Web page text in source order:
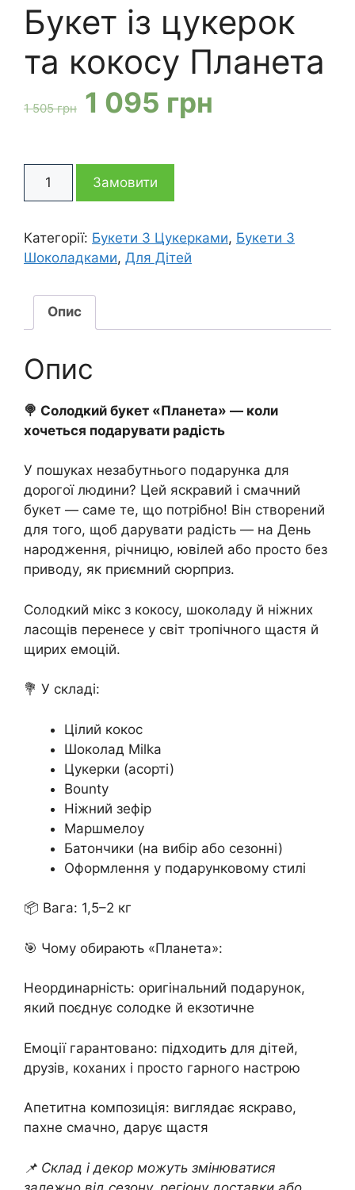
Букет із цукерок
та кокосу Планета
1 505грн Оригінальна
1
505 грн
1 095 грн
095 грн
Букет
та
кокосу
кількість
Замовити
Категорії: Букети З Цукерками, Букети З
Шоколадками, Для Дітей
Опис
Опис
🍭 Солодкий букет «Планета» — коли
хочеться подарувати радість
У пошуках незабутнього подарунка для
дорогої людини? Цей яскравий і смачний
букет — саме те, що потрібно! Він створений
для того, щоб дарувати радість — на День
народження, річницю, ювілей або просто без
приводу, як приємний сюрприз.
Солодкий мікс з кокосу, шоколаду й ніжних
ласощів перенесе у світ тропічного щастя й
щирих емоцій.
💐 У складі:
Цілий кокос
Шоколад Milka
Цукерки (асорті)
Bounty
Ніжний зефір
Маршмелоу
Батончики (на вибір або сезонні)
Оформлення у подарунковому стилі
📦 Вага: 1,5–2 кг
🎯 Чому обирають «Планета»:
Неординарність: оригінальний подарунок,
який поєднує солодке й екзотичне
Емоції гарантовано: підходить для дітей,
друзів, коханих і просто гарного настрою
Апетитна композиція: виглядає яскраво,
пахне смачно, дарує щастя
📌 Склад і декор можуть змінюватися